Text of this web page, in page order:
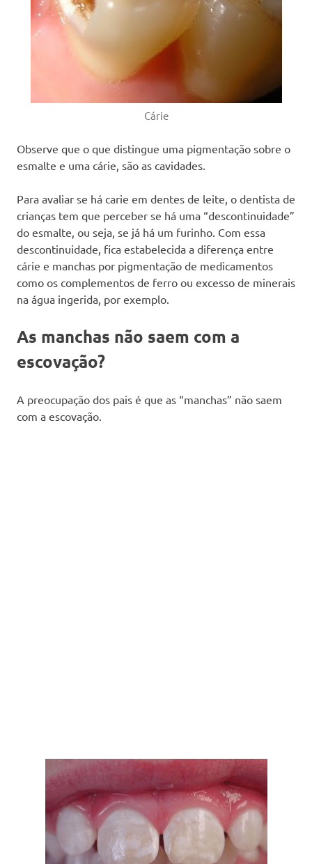
Cárie
Observe que o que distingue uma pigmentação sobre o
esmalte e uma cárie, são as cavidades.
Para avaliar se há carie em dentes de leite, o dentista de
crianças tem que perceber se há uma “descontinuidade”
do esmalte, ou seja, se já há um furinho. Com essa
descontinuidade, fica estabelecida a diferença entre
cárie e manchas por pigmentação de medicamentos
como os complementos de ferro ou excesso de minerais
na água ingerida, por exemplo.
As manchas não saem com a
escovação?
A preocupação dos pais é que as “manchas” não saem
com a escovação.